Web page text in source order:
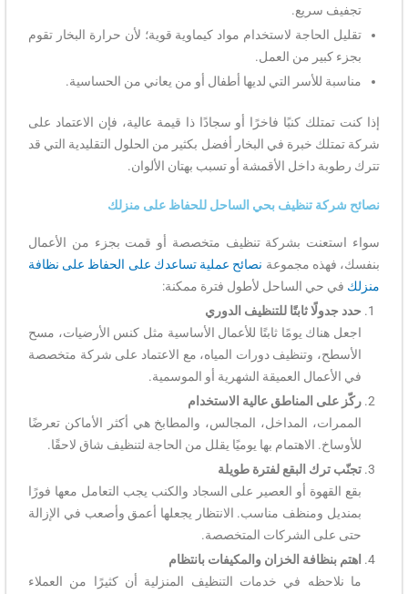
تجفيف سريع.
تقليل الحاجة لاستخدام مواد كيماوية قوية؛ لأن حرارة البخار تقوم
بجزء كبير من العمل.
مناسبة للأسر التي لديها أطفال أو من يعاني من الحساسية.
إذا كنت تمتلك كنبًا فاخرًا أو سجادًا ذا قيمة عالية، فإن الاعتماد على
شركة تمتلك خبرة في البخار أفضل بكثير من الحلول التقليدية التي قد
تترك رطوبة داخل الأقمشة أو تسبب بهتان الألوان.
نصائح شركة تنظيف بحي الساحل للحفاظ على منزلك
سواء استعنت بشركة تنظيف متخصصة أو قمت بجزء من الأعمال
بنفسك، فهذه مجموعة نصائح عملية تساعدك على الحفاظ على نظافة
منزلك في حي الساحل لأطول فترة ممكنة:
حدد جدولًا ثابتًا للتنظيف الدوري
اجعل هناك يومًا ثابتًا للأعمال الأساسية مثل كنس الأرضيات، مسح
الأسطح، وتنظيف دورات المياه، مع الاعتماد على شركة متخصصة
في الأعمال العميقة الشهرية أو الموسمية.
ركّز على المناطق عالية الاستخدام
الممرات، المداخل، المجالس، والمطابخ هي أكثر الأماكن تعرضًا
للأوساخ. الاهتمام بها يوميًا يقلل من الحاجة لتنظيف شاق لاحقًا.
تجنّب ترك البقع لفترة طويلة
بقع القهوة أو العصير على السجاد والكنب يجب التعامل معها فورًا
بمنديل ومنظف مناسب. الانتظار يجعلها أعمق وأصعب في الإزالة
حتى على الشركات المتخصصة.
اهتم بنظافة الخزان والمكيفات بانتظام
ما نلاحظه في خدمات التنظيف المنزلية أن كثيرًا من العملاء